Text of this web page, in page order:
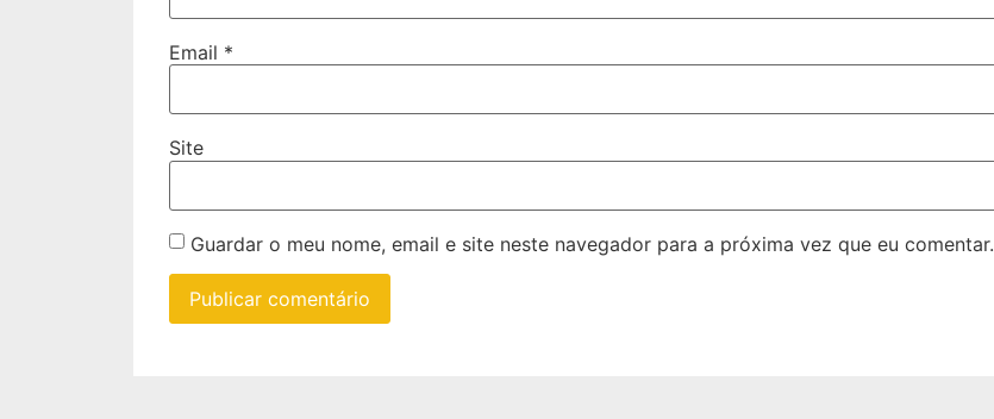
Email *
Site
Guardar o meu nome, email e site neste navegador para a próxima vez que eu comentar.